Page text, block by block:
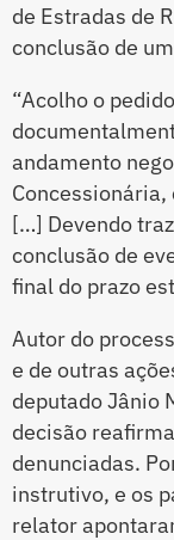
de Estradas de
conclusão de
“Acolho o
andamento
[…] Devendo
conclusão de
final do prazo
Autor do
e de outras
deputado Jânio
decisão
denunciadas.
instrutivo, e os
relator